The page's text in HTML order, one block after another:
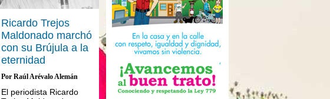
Ricardo Trejos
Maldonado marchó
con su Brújula a la
eternidad
Por Raúl Arévalo Alemán
El periodista Ricardo